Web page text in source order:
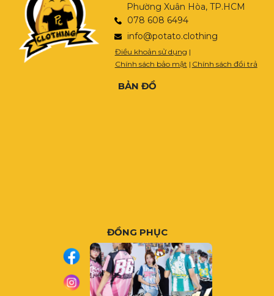
Phường Xuân Hòa, TP.HCM
078 608 6494
info@potato.clothing
Điều khoản sử dụng |
Chính sách bảo mật | Chính sách đổi trả
BẢN ĐỒ
ĐỒNG PHỤC